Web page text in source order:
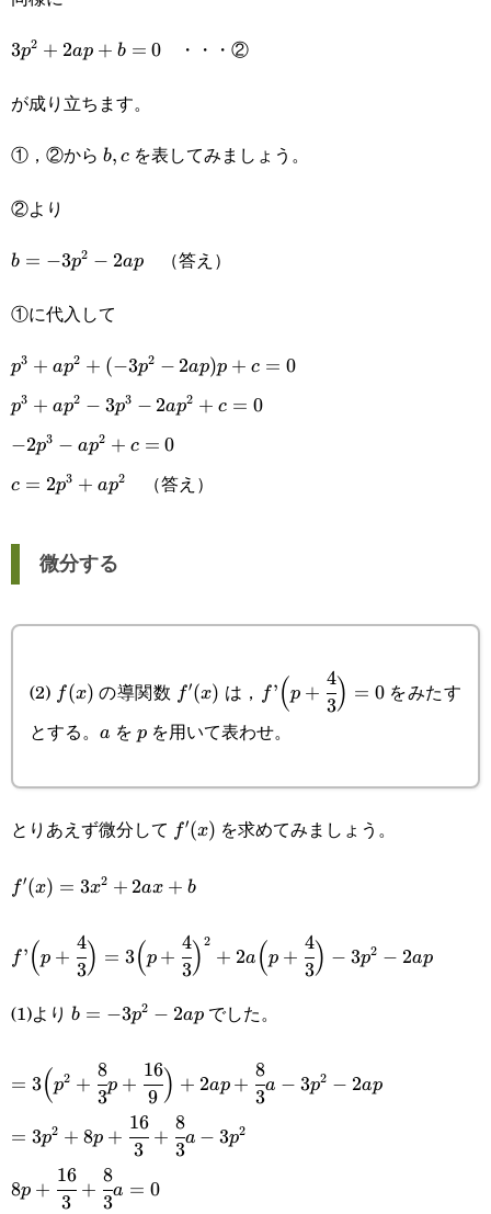
3p^2+2ap+b=0
3p2 + 2ap + b = 0 ・・・②
が成り立ちます。
①，②から b,c
b, cを表してみましょう。
②より
b=-3p^2-
b = −3p2 − 2ap（答え）
①に代入して
p^3+ap^2+
(-3p^2-
2ap)p+c=0
p3 + ap2 + (−3p2 − 2ap)p + c = 0
p^3+ap^2-
3p^3-
2ap^2+c=0
p3 + ap2 − 3p3 − 2ap2 + c = 0
-2p^3-
ap^2+c=0
−2p3 − ap2 + c = 0
c=2p^3+ap^2
c = 2p3 + ap2 （答え）
微分する
(2) f(x)
f(x) の導関数 f'(x)
f′(x) は，
f’\Big(p+\cfrac{4}
{3}\Big)=0
f’(p +
3
4) = 0をみたす
とする。 a
a を p
p を用いて表わせ。
とりあえず微分して f'(x)
f′(x) を求めてみましょう。
f'(x)=3x^2+2ax+b
f′(x) = 3x2 + 2ax + b
f’\Big(p+\cfrac{4}
{3}\Big)=3\Big(p+\cfrac{4}
{3}\Big)^2+2a\Big(p+\cfrac{4}
{3}\Big)-3p^2-2ap
f’(p +
3
4) = 3(p +
3
4)2
+ 2a (p +
3
4) − 3p2 − 2ap
(1)より b=-3p^2-
b = −3p2 − 2apでした。
=3\Big(p^2+\cfrac{8}
{3}p+\cfrac{16}
{9}\Big)+2ap+\cfrac{8}
{3}a-3p^2-2ap
= 3(p2 +
3
8
p +
9
16) + 2ap +
3
8
a − 3p2 − 2ap
=3p^2+8p+\cfrac{16}
{3}+\cfrac{8}{3}a-
3p^2
= 3p2 + 8p +
3
16
+
3
8
a − 3p2
8p+\cfrac{16}
8p +
3
16
+
3
8
a = 0